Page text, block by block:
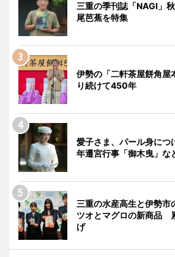
三重の季刊誌「NAGI」
尾芭蕉を特集
伊勢の「二軒茶屋餅角屋
り続けて450年
愛子さま、パール身に
年遷宮行事「御木曳」な
三重の水産高生と伊勢市
ツオとマグロの新商品
げ